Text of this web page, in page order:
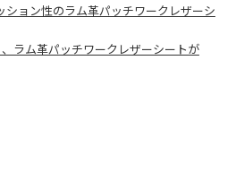
ョン性のラム革パッチワークレザーシ
ラム革パッチワークレザーシートが